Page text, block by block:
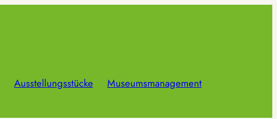
Ausstellungsstücke
Museumsmanagement